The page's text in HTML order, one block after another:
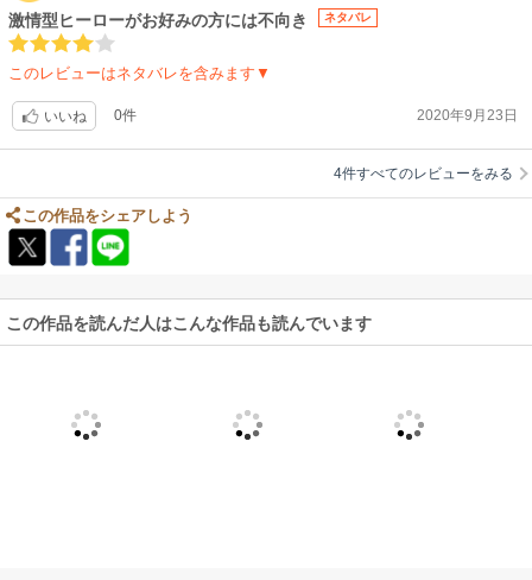
激情型ヒーローがお好みの方には不向き ネタバレ
このレビューはネタバレを含みます▼
いいね 0件 2020年9月23日
4件すべてのレビューをみる
この作品をシェアしよう
この作品を読んだ人はこんな作品も読んでいます